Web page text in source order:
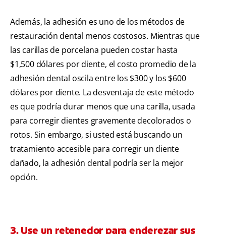
Además, la adhesión es uno de los métodos de
restauración dental menos costosos. Mientras que
las carillas de porcelana pueden costar hasta
$1,500 dólares por diente, el costo promedio de la
adhesión dental oscila entre los $300 y los $600
dólares por diente. La desventaja de este método
es que podría durar menos que una carilla, usada
para corregir dientes gravemente decolorados o
rotos. Sin embargo, si usted está buscando un
tratamiento accesible para corregir un diente
dañado, la adhesión dental podría ser la mejor
opción.
3. Use un retenedor para enderezar sus